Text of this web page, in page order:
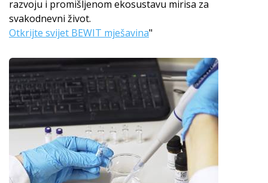
razvoju i promišljenom ekosustavu mirisa za
svakodnevni život.
Otkrijte svijet BEWIT mješavina"